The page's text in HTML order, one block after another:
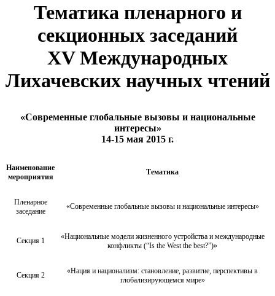
Тематика пленарного и
секционных заседаний
XV Международных
Лихачевских научных чтений
«Современные глобальные вызовы и национальные
интересы»
14-15 мая 2015 г.
Наименование
мероприятия
Тематика
Пленарное
заседание
«Современные глобальные вызовы и национальные интересы»
Секция 1
«Национальные модели жизненного устройства и международные
конфликты (“Is the West the best?”)»
Секция 2
«Нация и национализм: становление, развитие, перспективы в
глобализирующемся мире»